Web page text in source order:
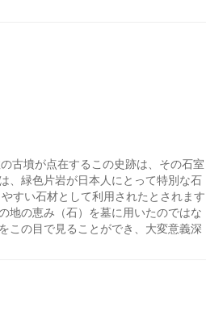
古墳が点在するこの史跡は、その石室
、緑色片岩が日本人にとって特別な石
すい石材として利用されたとされます
地の恵み（石）を墓に用いたのではな
この目で見ることができ、大変意義深